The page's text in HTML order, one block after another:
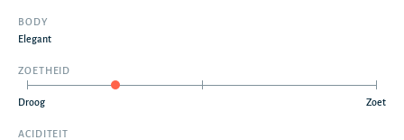
BODY
Elegant
ZOETHEID
Droog Zoet
ACIDITEIT